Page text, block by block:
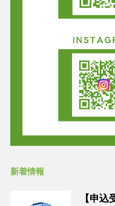
新着情報
【申込